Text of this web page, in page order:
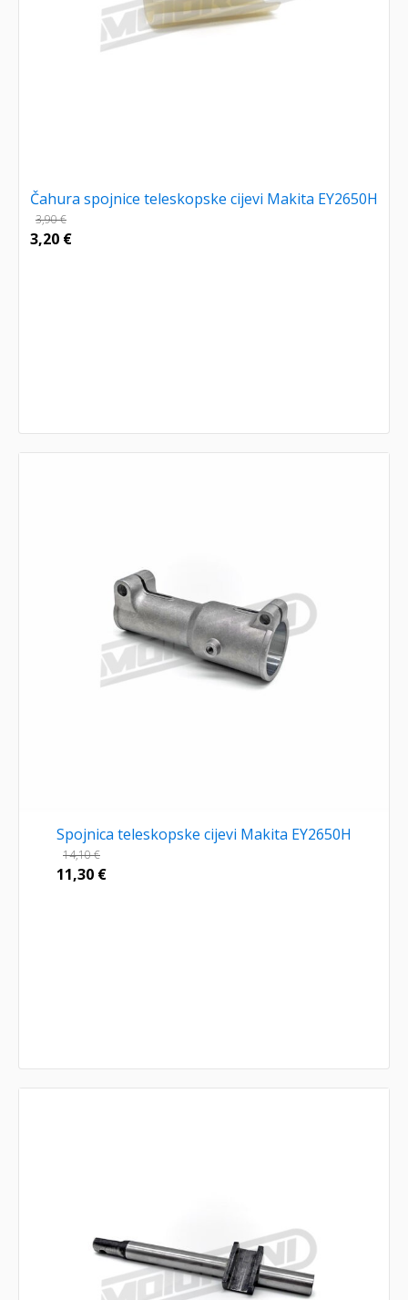
Čahura spojnice teleskopske cijevi Makita EY2650H
3,90€
3,20 €
Spojnica teleskopske cijevi Makita EY2650H
14,10€
11,30 €